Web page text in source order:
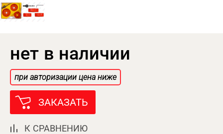
нет в наличии
при авторизации цена ниже
ЗАКАЗАТЬ
К СРАВНЕНИЮ